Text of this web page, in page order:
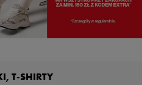
T-SHIRTY